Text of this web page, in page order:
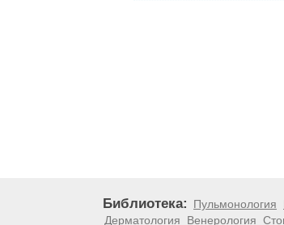
Библиотека: Пульмонология
Дерматология
Венерология